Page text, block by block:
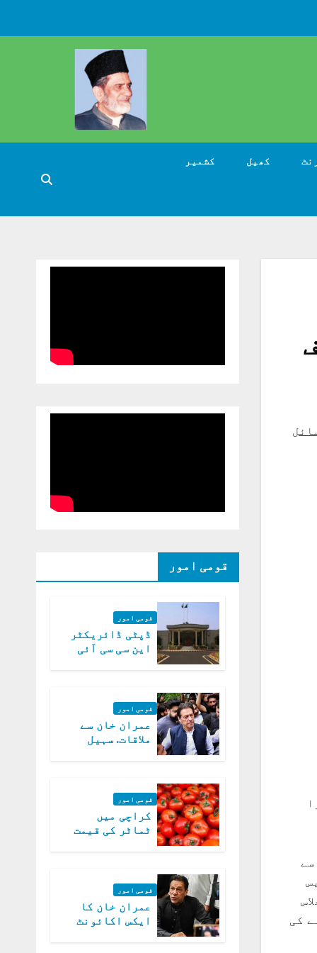
کھیل کشمیر
کی
قومی امور
قومی امور
ڈپٹی ڈائریکٹر
این سی سی آئی
قومی امور
عمران خان سے
ملاقات. سہیل
قومی امور
کراچی میں
ٹماٹر کی قیمت
قومی امور
عمران خان کا
ایکس اکائونٹ